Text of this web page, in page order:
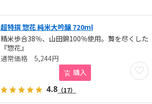
超特撰 惣花 純米大吟醸 720ml
精米歩合38％、山田錦100％使用。贅を尽くした
『惣花』
お気
5,244円
購入
4.8 （17）